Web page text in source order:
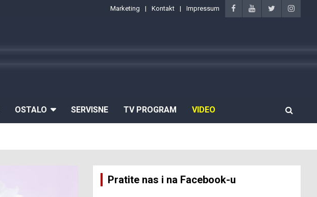
Marketing Kontakt Impressum
OSTALO SERVISNE TV PROGRAM VIDEO
Pratite nas i na Facebook-u